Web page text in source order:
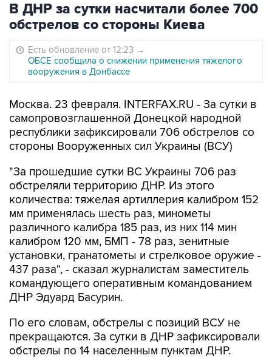
В ДНР за сутки насчитали более 700
обстрелов со стороны Киева
Есть обновление от 12:23 →
ОБСЕ сообщила о снижении применения тяжелого
вооружения в Донбассе
Москва. 23 февраля. INTERFAX.RU - За сутки в
самопровозглашенной Донецкой народной
республики зафиксировали 706 обстрелов со
стороны Вооруженных сил Украины (ВСУ)
"За прошедшие сутки ВС Украины 706 раз
обстреляли территорию ДНР. Из этого
количества: тяжелая артиллерия калибром 152
мм применялась шесть раз, минометы
различного калибра 185 раз, из них 114 мин
калибром 120 мм, БМП - 78 раз, зенитные
установки, гранатометы и стрелковое оружие -
437 раза", - сказал журналистам заместитель
командующего оперативным командованием
ДНР Эдуард Басурин.
По его словам, обстрелы с позиций ВСУ не
прекращаются. За сутки в ДНР зафиксировали
обстрелы по 14 населенным пунктам ДНР.